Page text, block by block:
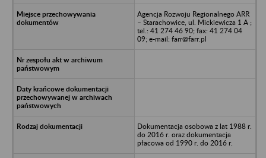
Agencja Rozwoju Regionalnego ARR
– Starachowice, ul. Mickiewicza 1 A ;
tel.: 41 274 46 90; fax: 41 274 04
09; e-mail: farr@farr.pl
Dokumentacja osobowa z lat 1988 r.
do 2016 r. oraz dokumentacja
płacowa od 1990 r. do 2016 r.